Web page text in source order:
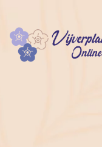
inhoud